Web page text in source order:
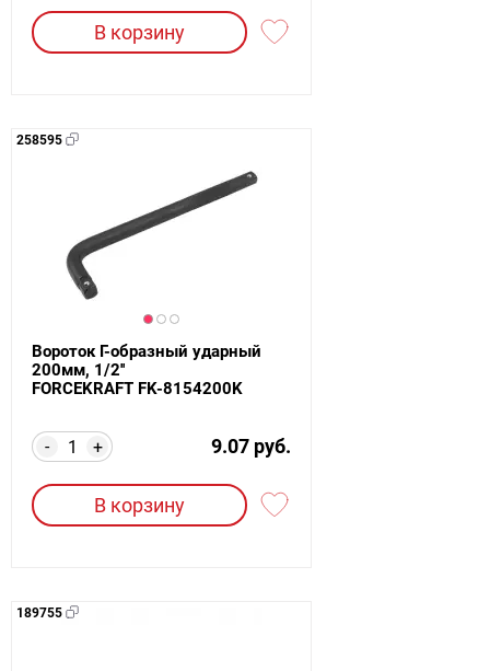
В корзину
258595
Вороток Г-образный ударный
200мм, 1/2''
FORCEKRAFT FK-8154200K
+
- 9.07 руб.
В корзину
189755